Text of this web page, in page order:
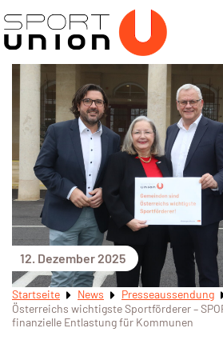
12. Dezember 2025
Startseite News Presseaussendung
Österreichs wichtigste Sportförderer –
finanzielle Entlastung für Kommunen